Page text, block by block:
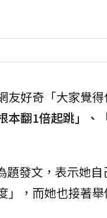
友好奇「大家覺
本翻1倍起跳」、
題發文，表示她
」，而她也接著